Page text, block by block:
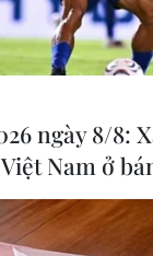
tiên của
Việt Nam
ngày 8/8:
Nam ở